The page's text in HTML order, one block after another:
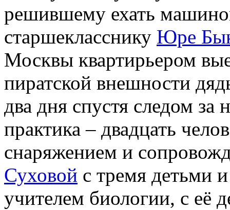
решившему ехать
старшекласснику Юре
Москвы квартирьером
пиратской внешности
два дня спустя следом за
практика – двадцать
снаряжением и
Суховой с тремя детьми
учителем биологии, с её